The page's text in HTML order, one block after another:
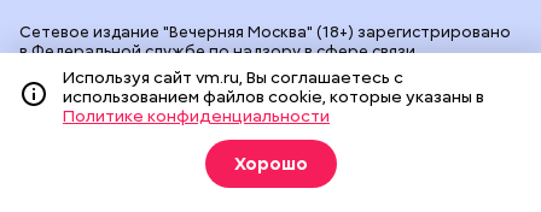
Сетевое издание "Вечерняя Москва" (18+) зарегистрировано
в Федеральной службе по надзору в сфере связи,
информационных технологий и массовых коммуникаций
(Роскомнадзор). Свидетельство о регистрации ЭЛ № ФС 77 -
90524 от 09.12.2025. Учредитель: АО "Редакция газеты
"Вечерняя Москва". Главный редакторvm.ru
Геннадьевич Глуходедов. Адрес редакции: 127015, г.Москва,
Бумажный пр-д, д. 14, стр. 2. Телефон:
+7(499)557-04-24
. Почта для связи с редакцией сайта:
Используя сайт vm.ru, Вы соглашаетесь с
использованием файлов cookie, которые указаны в
Политике конфиденциальности
Хорошо